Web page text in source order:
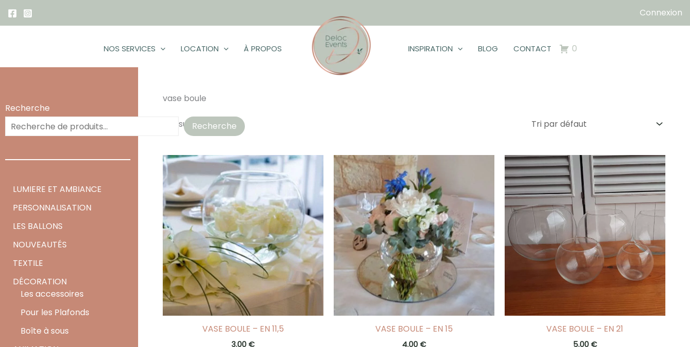
au
Connexion
NOS SERVICES LOCATION À PROPOS INSPIRATION BLOG CONTACT 0
Recherche
Recherche
LUMIERE ET AMBIANCE
PERSONNALISATION
LES BALLONS
NOUVEAUTÉS
TEXTILE
DÉCORATION
Les accessoires
Pour les Plafonds
Boîte à sous
vase boule
5 résultats affichés
VASE BOULE – EN 11,5
3.00 €
VASE BOULE – EN 15
4.00 €
VASE BOULE – EN 21
5.00 €